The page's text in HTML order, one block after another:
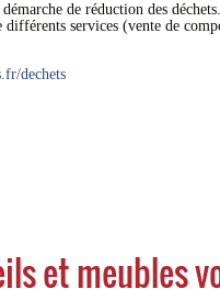
de réduction des
différents services (vente de
dechets
et meubles